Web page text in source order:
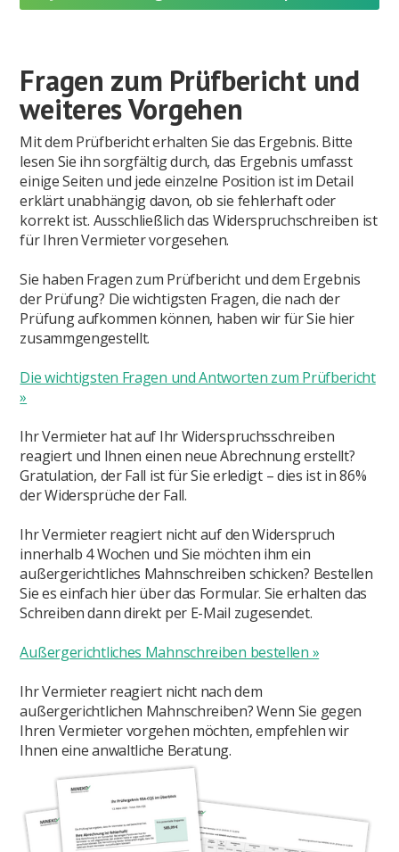
Fragen zum Prüfbericht und
weiteres Vorgehen
Mit dem Prüfbericht erhalten Sie das Ergebnis. Bitte
lesen Sie ihn sorgfältig durch, das Ergebnis umfasst
einige Seiten und jede einzelne Position ist im Detail
erklärt unabhängig davon, ob sie fehlerhaft oder
korrekt ist. Ausschließlich das Widerspruchschreiben ist
für Ihren Vermieter vorgesehen.
Sie haben Fragen zum Prüfbericht und dem Ergebnis
der Prüfung? Die wichtigsten Fragen, die nach der
Prüfung aufkommen können, haben wir für Sie hier
zusammgengestellt.
Die wichtigsten Fragen und Antworten zum Prüfbericht
»
Ihr Vermieter hat auf Ihr Widerspruchsschreiben
reagiert und Ihnen einen neue Abrechnung erstellt?
Gratulation, der Fall ist für Sie erledigt – dies ist in 86%
der Widersprüche der Fall.
Ihr Vermieter reagiert nicht auf den Widerspruch
innerhalb 4 Wochen und Sie möchten ihm ein
außergerichtliches Mahnschreiben schicken? Bestellen
Sie es einfach hier über das Formular. Sie erhalten das
Schreiben dann direkt per E-Mail zugesendet.
Außergerichtliches Mahnschreiben bestellen »
Ihr Vermieter reagiert nicht nach dem
außergerichtlichen Mahnschreiben? Wenn Sie gegen
Ihren Vermieter vorgehen möchten, empfehlen wir
Ihnen eine anwaltliche Beratung.